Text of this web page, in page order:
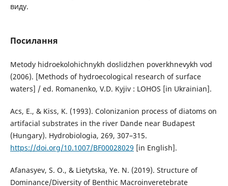
виду.
Посилання
Metody hidroekolohichnykh doslidzhen poverkhnevykh vod
(2006). [Methods of hydroecological research of surface
waters] / ed. Romanenko, V.D. Kyjiv : LOHOS [in Ukrainian].
Acs, E., & Kiss, K. (1993). Colonizanion process of diatoms on
artifacial substrates in the river Dande near Budapest
(Hungary). Hydrobiologia, 269, 307–315.
https://doi.org/10.1007/BF00028029 [in English].
Afanasyev, S. O., & Lietytska, Ye. N. (2019). Structure of
Dominance/Diversity of Benthic Macroinveretebrate